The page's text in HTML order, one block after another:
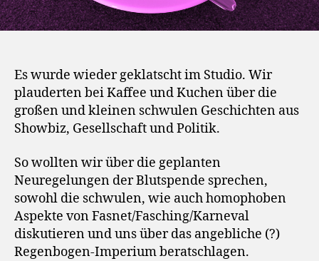
Es wurde wieder geklatscht im Studio. Wir
plauderten bei Kaffee und Kuchen über die
großen und kleinen schwulen Geschichten aus
Showbiz, Gesellschaft und Politik.
So wollten wir über die geplanten
Neuregelungen der Blutspende sprechen,
sowohl die schwulen, wie auch homophoben
Aspekte von Fasnet/Fasching/Karneval
diskutieren und uns über das angebliche (?)
Regenbogen-Imperium beratschlagen.